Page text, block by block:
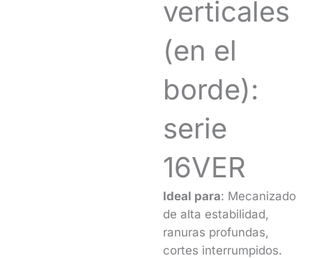
verticales
(en el
borde):
serie
16VER
Ideal para: Mecanizado
de alta estabilidad,
ranuras profundas,
cortes interrumpidos.